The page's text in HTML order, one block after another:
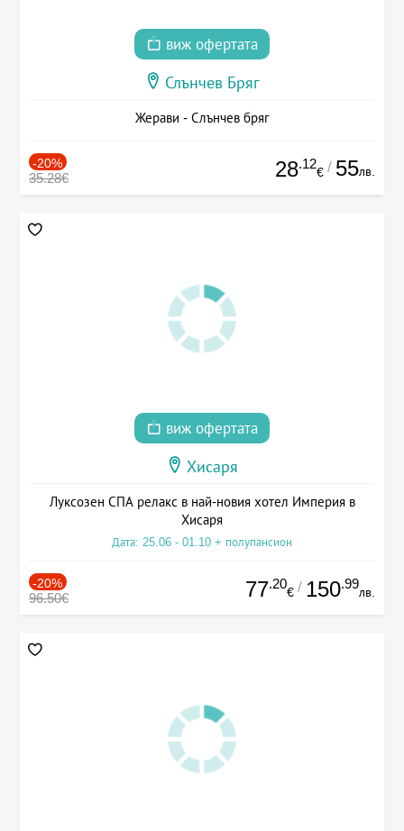
виж офертата
Слънчев Бряг
Жерави - Слънчев бряг
-20%
35.28€ 28.12
€ / 55лв.
виж офертата
Хисаря
Луксозен СПА релакс в най-новия хотел Империя в
Хисаря
Дата: 25.06 - 01.10 + полупансион
-20%
96.50€ 77.20
€ / 150.99
лв.